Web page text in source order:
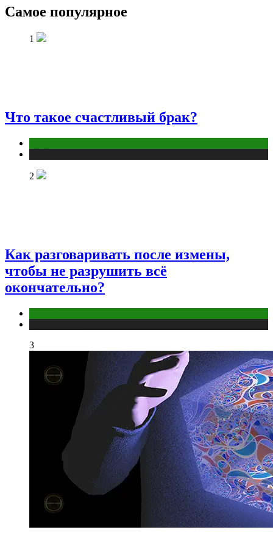
Самое популярное
1
Что такое счастливый брак?
2
Как разговаривать после измены,
чтобы не разрушить всё
окончательно?
3